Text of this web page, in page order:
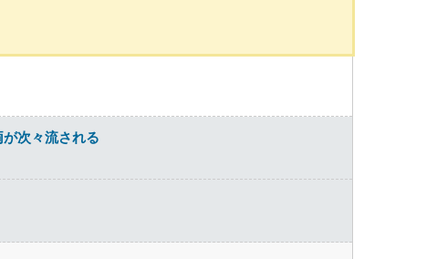
次々流される